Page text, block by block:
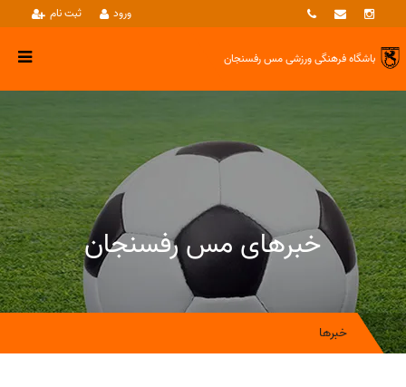
ثبت نام ورود
باشگاه فرهنگی ورزشیمس رفسنجان
خبرهای مس رفسنجان
خبرها